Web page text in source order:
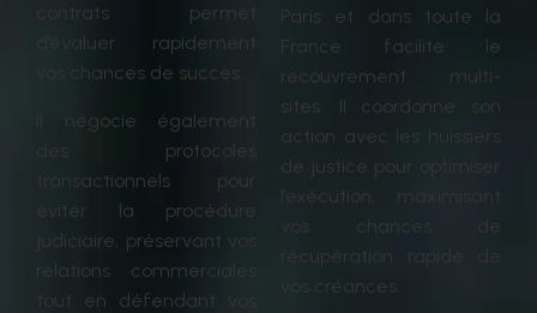
contrats permet
d’évaluer rapidement
vos chances de succès.
Il négocie également
des protocoles
transactionnels pour
éviter la procédure
judiciaire, préservant vos
relations commerciales
tout en défendant vos
Paris et dans toute la
France facilite le
recouvrement multi-
sites. Il coordonne son
action avec les huissiers
de justice pour optimiser
l’exécution, maximisant
vos chances de
récupération rapide
de
vos créances